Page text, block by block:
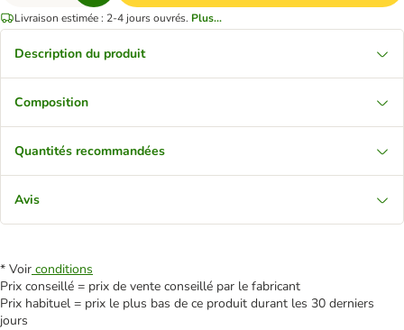
Livraison estimée : 2-4 jours ouvrés. Plus...
Description du produit
Composition
Quantités recommandées
Avis
* Voir conditions
Prix conseillé = prix de vente conseillé par le fabricant
Prix habituel = prix le plus bas de ce produit durant les 30 derniers
jours